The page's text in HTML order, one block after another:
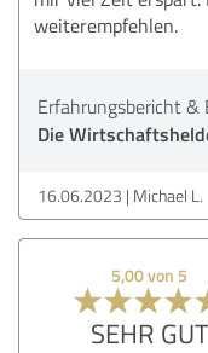
weiterempfehlen.
Erfahrungsbericht &
Die
16.06.2023 Michael L.
5,00 von 5
SEHR GUT